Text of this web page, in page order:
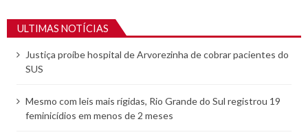
ULTIMAS NOTÍCIAS
Justiça proíbe hospital de Arvorezinha de cobrar pacientes do
SUS
Mesmo com leis mais rígidas, Rio Grande do Sul registrou 19
feminicídios em menos de 2 meses